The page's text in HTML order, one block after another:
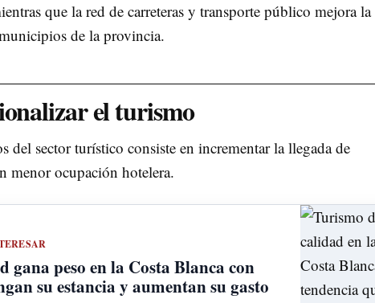
que la red de carreteras y transporte público mejora la
de la provincia.
el turismo
del sector turístico consiste en incrementar la llegada de
menor ocupación hotelera.
gana peso en la Costa Blanca con
su estancia y aumentan su gasto